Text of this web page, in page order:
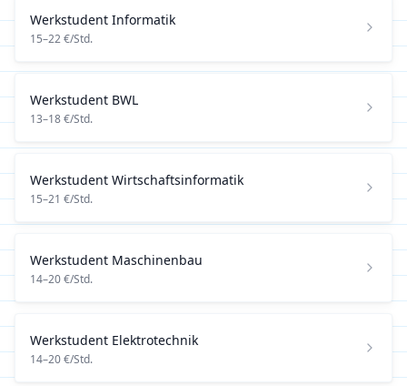
Werkstudent Informatik
15–22€/Std.
Werkstudent BWL
13–18€/Std.
Werkstudent Wirtschaftsinformatik
15–21 €/Std.
Werkstudent Maschinenbau
14–20€/Std.
Werkstudent Elektrotechnik
14–20€/Std.